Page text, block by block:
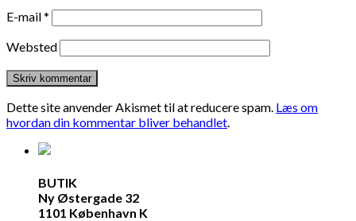
E-mail*
Websted
Dette site anvender Akismet til at reducere spam. Læs om
hvordan din kommentar bliver behandlet.
BUTIK
Ny Østergade 32
1101 København K